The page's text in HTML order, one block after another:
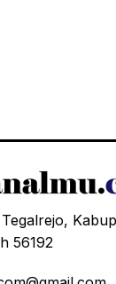
56192